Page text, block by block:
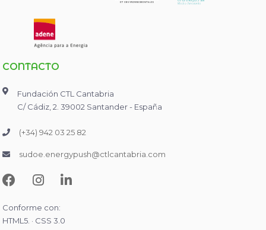
CONTACTO
Fundación CTL Cantabria
C/ Cádiz, 2. 39002 Santander - España
(+34) 942 03 25 82
sudoe.energypush@ctlcantabria.com
Conforme con:
HTML5. · CSS 3.0